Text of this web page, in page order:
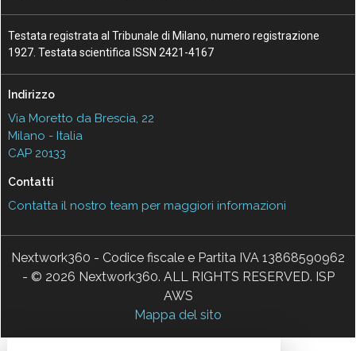
Testata registrata al Tribunale di Milano, numero registrazione
1927. Testata scientifica ISSN 2421-4167
Indirizzo
Via Moretto da Brescia, 22
Milano - Italia
CAP 20133
Contatti
Contatta il nostro team per maggiori informazioni
Nextwork360 - Codice fiscale e Partita IVA 13868590962
- © 2026 Nextwork360. ALL RIGHTS RESERVED. ISP
AWS
Mappa del sito